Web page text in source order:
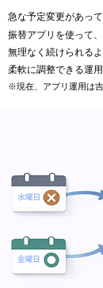
急な予定変更があって
振替アプリを使って、
無理なく続けられるよ
柔軟に調整できる運用
​※現在、アプリ運用は